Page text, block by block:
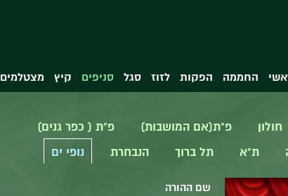
החממה הפקות לזוז סגל סניפים קיץ מצטלמים
חולון פ"ת(אם המושבות)
פ"ת ( כפר גנים)
ת"א תל ברוך הנבחרת נופי ים
שם ההורה